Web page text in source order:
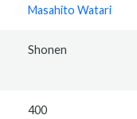
Masahito Watari
Shonen
400